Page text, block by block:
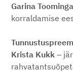
Garina
korraldamise
Krista Kukk –